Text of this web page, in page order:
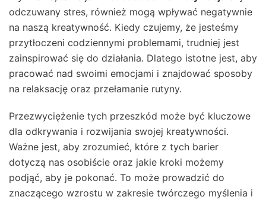
odczuwany stres, również mogą wpływać negatywnie
na naszą kreatywność. Kiedy czujemy, że jesteśmy
przytłoczeni codziennymi problemami, trudniej jest
zainspirować się do działania. Dlatego istotne jest, aby
pracować nad swoimi emocjami i znajdować sposoby
na relaksację oraz przełamanie rutyny.
Przezwyciężenie tych przeszkód może być kluczowe
dla odkrywania i rozwijania swojej kreatywności.
Ważne jest, aby zrozumieć, które z tych barier
dotyczą nas osobiście oraz jakie kroki możemy
podjąć, aby je pokonać. To może prowadzić do
znaczącego wzrostu w zakresie twórczego myślenia i